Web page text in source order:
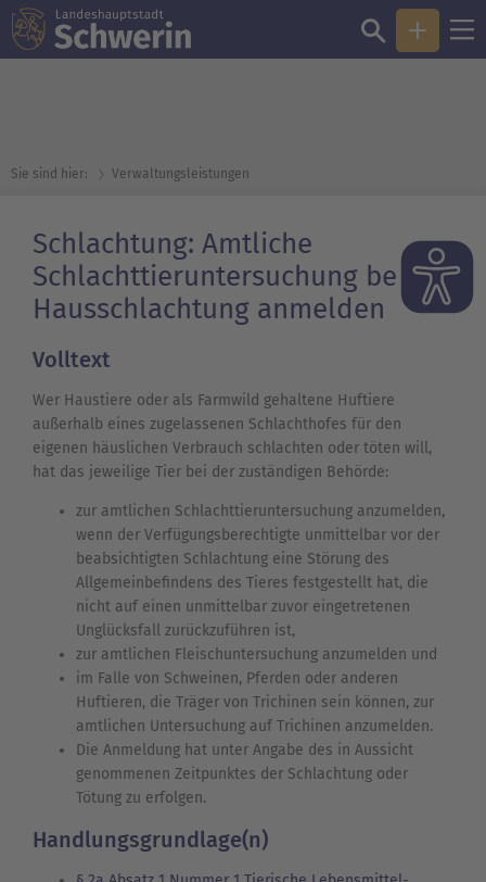
Sie sind hier: Verwaltungsleistungen
Schlachtung: Amtliche
Schlachttieruntersuchung bei
Hausschlachtung anmelden
Volltext
Wer Haustiere oder als Farmwild gehaltene Huftiere
außerhalb eines zugelassenen Schlachthofes für den
eigenen häuslichen Verbrauch schlachten oder töten will,
hat das jeweilige Tier bei der zuständigen Behörde:
zur amtlichen Schlachttieruntersuchung anzumelden,
wenn der Verfügungsberechtigte unmittelbar vor der
beabsichtigten Schlachtung eine Störung des
Allgemeinbefindens des Tieres festgestellt hat, die
nicht auf einen unmittelbar zuvor eingetretenen
Unglücksfall zurückzuführen ist,
zur amtlichen Fleischuntersuchung anzumelden und
im Falle von Schweinen, Pferden oder anderen
Huftieren, die Träger von Trichinen sein können, zur
amtlichen Untersuchung auf Trichinen anzumelden.
Die Anmeldung hat unter Angabe des in Aussicht
genommenen Zeitpunktes der Schlachtung oder
Tötung zu erfolgen.
Handlungsgrundlage(n)